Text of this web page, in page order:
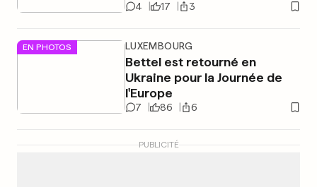
4 17 3
EN PHOTOS LUXEMBOURG
Bettel est retourné en
Ukraine pour la Journée de
l'Europe
7 86 6
PUBLICITÉ